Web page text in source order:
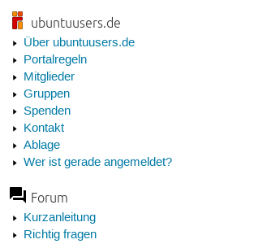
ubuntuusers.de
Über ubuntuusers.de
Portalregeln
Mitglieder
Gruppen
Spenden
Kontakt
Ablage
Wer ist gerade angemeldet?
Forum
Kurzanleitung
Richtig fragen